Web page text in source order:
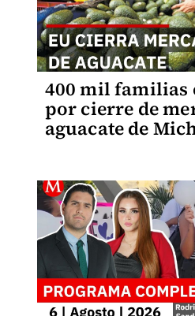
400 mil familias
por cierre de
aguacate de